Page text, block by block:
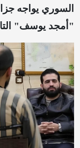
السوري يواجه
"أمجد يوسف"